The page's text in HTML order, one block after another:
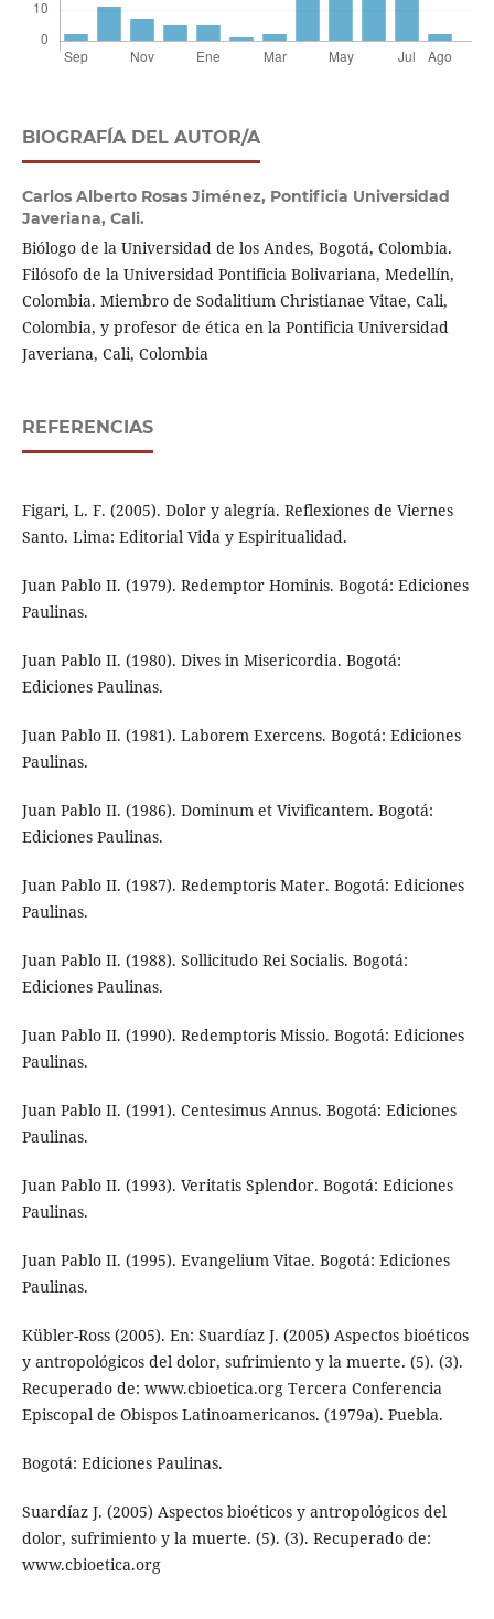
BIOGRAFÍA DEL AUTOR/A
Carlos Alberto Rosas Jiménez, Pontificia Universidad
Javeriana, Cali.
Biólogo de la Universidad de los Andes, Bogotá, Colombia.
Filósofo de la Universidad Pontificia Bolivariana, Medellín,
Colombia. Miembro de Sodalitium Christianae Vitae, Cali,
Colombia, y profesor de ética en la Pontificia Universidad
Javeriana, Cali, Colombia
REFERENCIAS
Figari, L. F. (2005). Dolor y alegría. Reflexiones de Viernes
Santo. Lima: Editorial Vida y Espiritualidad.
Juan Pablo II. (1979). Redemptor Hominis. Bogotá: Ediciones
Paulinas.
Juan Pablo II. (1980). Dives in Misericordia. Bogotá:
Ediciones Paulinas.
Juan Pablo II. (1981). Laborem Exercens. Bogotá: Ediciones
Paulinas.
Juan Pablo II. (1986). Dominum et Vivificantem. Bogotá:
Ediciones Paulinas.
Juan Pablo II. (1987). Redemptoris Mater. Bogotá: Ediciones
Paulinas.
Juan Pablo II. (1988). Sollicitudo Rei Socialis. Bogotá:
Ediciones Paulinas.
Juan Pablo II. (1990). Redemptoris Missio. Bogotá: Ediciones
Paulinas.
Juan Pablo II. (1991). Centesimus Annus. Bogotá: Ediciones
Paulinas.
Juan Pablo II. (1993). Veritatis Splendor. Bogotá: Ediciones
Paulinas.
Juan Pablo II. (1995). Evangelium Vitae. Bogotá: Ediciones
Paulinas.
Kübler-Ross (2005). En: Suardíaz J. (2005) Aspectos bioéticos
y antropológicos del dolor, sufrimiento y la muerte. (5). (3).
Recuperado de: www.cbioetica.org Tercera Conferencia
Episcopal de Obispos Latinoamericanos. (1979a). Puebla.
Bogotá: Ediciones Paulinas.
Suardíaz J. (2005) Aspectos bioéticos y antropológicos del
dolor, sufrimiento y la muerte. (5). (3). Recuperado de:
www.cbioetica.org